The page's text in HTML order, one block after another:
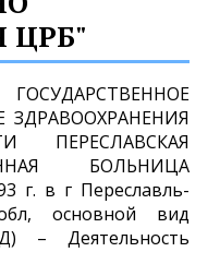
ЦРБ"
ПЕРЕСЛАВСКАЯ
БОЛЬНИЦА
г. в г Переславль-
основной вид
– Деятельность